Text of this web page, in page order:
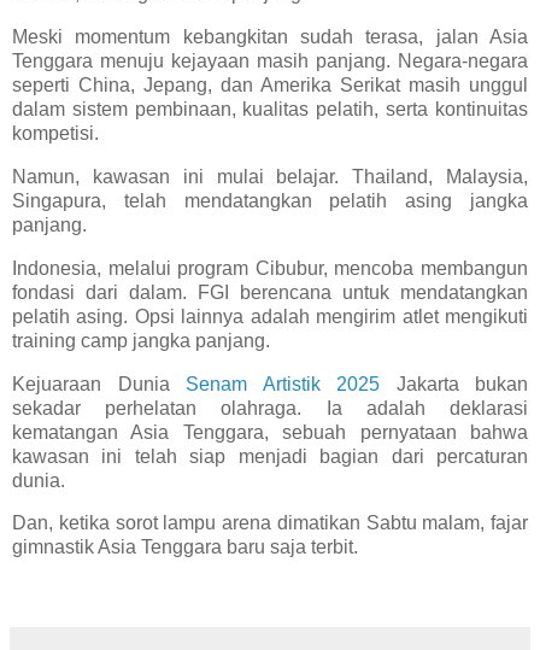
Meski momentum kebangkitan sudah terasa, jalan Asia
Tenggara menuju kejayaan masih panjang. Negara-negara
seperti China, Jepang, dan Amerika Serikat masih unggul
dalam sistem pembinaan, kualitas pelatih, serta kontinuitas
kompetisi.
Namun, kawasan ini mulai belajar. Thailand, Malaysia,
Singapura, telah mendatangkan pelatih asing jangka
panjang.
Indonesia, melalui program Cibubur, mencoba membangun
fondasi dari dalam. FGI berencana untuk mendatangkan
pelatih asing. Opsi lainnya adalah mengirim atlet mengikuti
training camp jangka panjang.
Kejuaraan Dunia Senam Artistik 2025 Jakarta bukan
sekadar perhelatan olahraga. Ia adalah deklarasi
kematangan Asia Tenggara, sebuah pernyataan bahwa
kawasan ini telah siap menjadi bagian dari percaturan
dunia.
Dan, ketika sorot lampu arena dimatikan Sabtu malam, fajar
gimnastik Asia Tenggara baru saja terbit.